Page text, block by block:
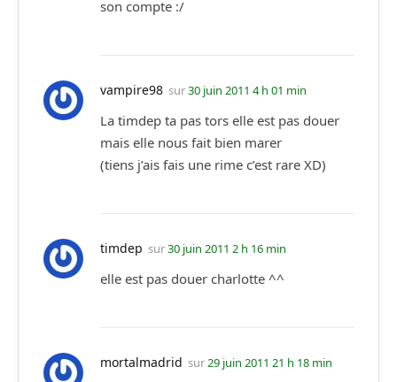
son compte :/
vampire98 sur30 juin 2011 4 h 01 min
La timdep ta pas tors elle est pas douer
mais elle nous fait bien marer
(tiens j’ais fais une rime c’est rare XD)
timdep sur30 juin 2011 2 h 16 min
elle est pas douer charlotte ^^
mortalmadrid sur29 juin 2011 21 h 18 min